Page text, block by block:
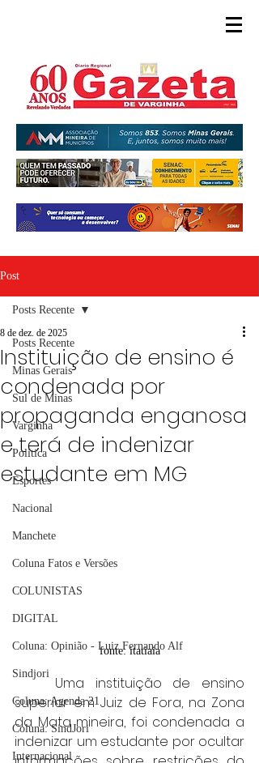
Post
Posts Recente
Minas Gerais
Sul de Minas
Varginha
Política
Esportes
Nacional
Manchete
Coluna Fatos e Versões
COLUNISTAS
DIGITAL
Coluna: Opinião - Luiz Fernando Alf
Sindjori
Coluna: Agenda 21
Coluna: SindJori
Internacional
Posts Recente
Instituição de ensino é
condenada por
propaganda enganosa
e terá de indenizar
estudante em MG
8 de dez. de 2025
fonte: itatiaia
	Uma instituição de ensino
superior em Juiz de Fora, na Zona
da Mata mineira, foi condenada a
indenizar um estudante por ocultar